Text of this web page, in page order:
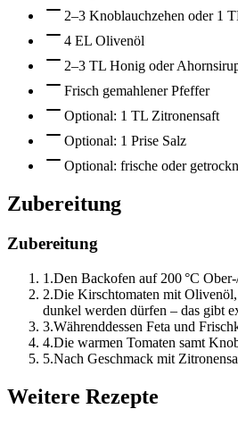
2–3 Knoblauchzehen oder 1
4 EL Olivenöl
2–3 TL Honig oder
Frisch gemahlener Pfeffer
Optional: 1 TL Zitronensaft
Optional: 1 Prise Salz
Optional: frische oder
Zubereitung
Zubereitung
1 .Den Backofen auf 200 °C
2.Die Kirschtomaten mit
dunkel werden dürfen – das gibt
3.Währenddessen Feta und
4.Die warmen Tomaten samt
5.Nach Geschmack mit
Weitere Rezepte